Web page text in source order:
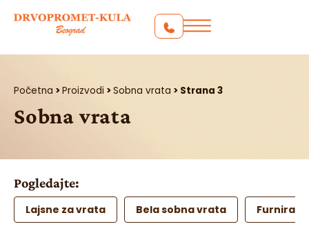
Početna >Proizvodi >Sobna vrata > Strana 3
Sobna vrata
Pogledajte:
Lajsne za vrata Bela sobna vrata